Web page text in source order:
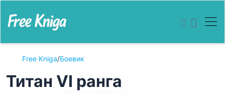
Free Kniga/Боевик
Титан VI ранга